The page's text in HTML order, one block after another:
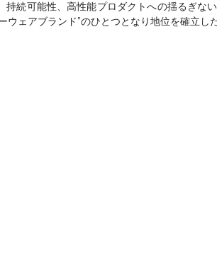
続可能性、高性能プロダクトへの揺るぎな
ェアブランド”のひとつとなり地位を確立した